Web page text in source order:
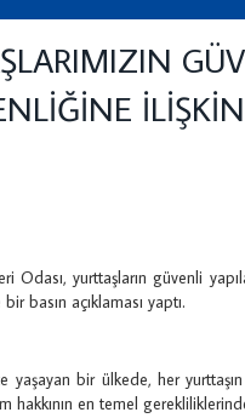
Odası, yurttaşların güvenli
basın açıklaması yaptı.
yaşayan bir ülkede, her
hakkının en temel